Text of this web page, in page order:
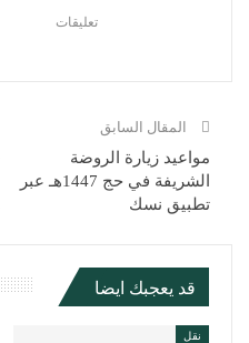
تعليقات
المقال السابق
مواعيد زيارة الروضة
الشريفة في حج 1447هـ عبر
تطبيق نسك
قد يعجبك ايضا
نقل